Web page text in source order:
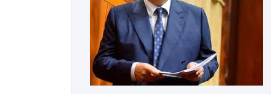
وأشاد الرئيس […]